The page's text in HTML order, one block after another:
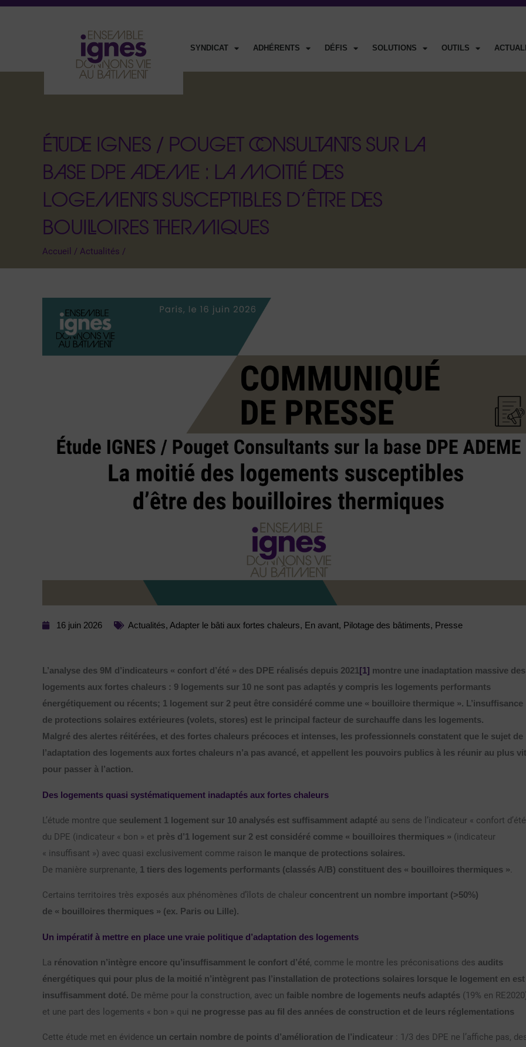
SYNDICAT ADHÉRENTS DÉFIS SOLUTIONS OUTILS
ÉTUDE IGNES / POUGET CONSULTANTS SUR LA
BASE DPE ADEME : LA MOITIÉ DES
LOGEMENTS SUSCEPTIBLES D’ÊTRE DES
BOUILLOIRES THERMIQUES
Accueil / Actualités /
16 juin 2026 Actualités, Adapter le bâti aux fortes chaleurs, En avant, Pilotage des bâtiments, Presse
L’analyse des 9M d’indicateurs « confort d’été » des DPE réalisés depuis 2021[1] montre une inadaptation massive des
logements aux fortes chaleurs : 9 logements sur 10 ne sont pas adaptés y compris les logements performants
énergétiquement ou récents; 1 logement sur 2 peut être considéré comme une « bouilloire thermique ». L’insuffisance
de protections solaires extérieures (volets, stores) est le principal facteur de surchauffe dans les logements.
Malgré des alertes réitérées, et des fortes chaleurs précoces et intenses, les professionnels constatent que le sujet de
l’adaptation des logements aux fortes chaleurs n’a pas avancé, et appellent les pouvoirs publics à les réunir au plus
pour passer à l’action.
Des logements quasi systématiquement inadaptés aux fortes chaleurs
L’étude montre que seulement 1 logement sur 10 analysés est suffisamment adapté au sens de l’indicateur « confort
du DPE (indicateur « bon » et près d’1 logement sur 2 est considéré comme « bouilloires thermiques » (indicateur
« insuffisant ») avec quasi exclusivement comme raison le manque de protections solaires.
De manière surprenante, 1 tiers des logements performants (classés A/B) constituent des « bouilloires thermiques ».
Certains territoires très exposés aux phénomènes d’îlots de chaleur concentrent un nombre important (>50%)
de « bouilloires thermiques » (ex. Paris ou Lille).
Un impératif à mettre en place une vraie politique d’adaptation des logements
La rénovation n’intègre encore qu’insuffisamment le confort d’été, comme le montre les préconisations des audits
énergétiques qui pour plus de la moitié n’intègrent pas l’installation de protections solaires lorsque le logement en est
insuffisamment doté. De même pour la construction, avec un faible nombre de logements neufs adaptés (19% en
et une part des logements « bon » qui ne progresse pas au fil des années de construction et de leurs réglementations
Cette étude met en évidence un certain nombre de points d’amélioration de l’indicateur : 1/3 des DPE ne l’affiche pas,